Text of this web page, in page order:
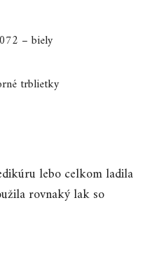
– biely
trblietky
lebo celkom ladila
rovnaký lak so